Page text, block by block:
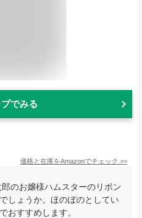
でみる
価格と在庫をAmazonでチェック >>
のお嬢様ハムスターのリボン
しょうか。ほのぼのとしてい
おすすめします。